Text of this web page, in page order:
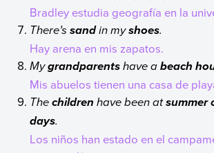
Bradley estudia geografía en la
There’ssandin myshoes.
Hay arena en mis zapatos.
Mygrandparents have abeach
Mis abuelos tienen una casa de
Thechildren have been atsummer
days.
Los niños han estado en el